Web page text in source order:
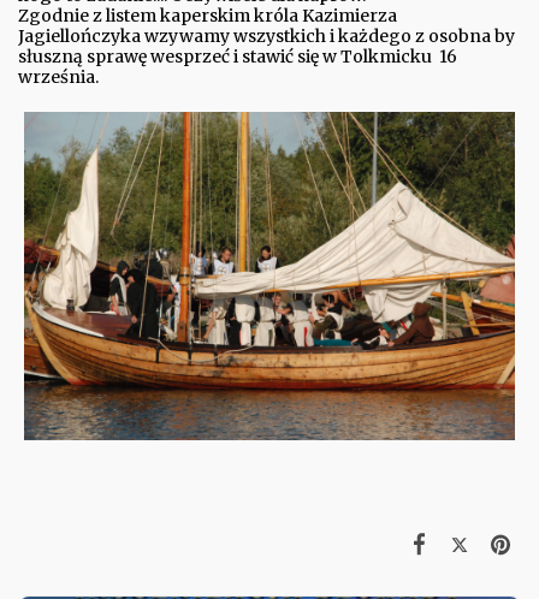
Zgodnie z listem kaperskim króla Kazimierza
Jagiellończyka wzywamy wszystkich i każdego z osobna by
słuszną sprawę wesprzeć i stawić się w Tolkmicku 16
września.